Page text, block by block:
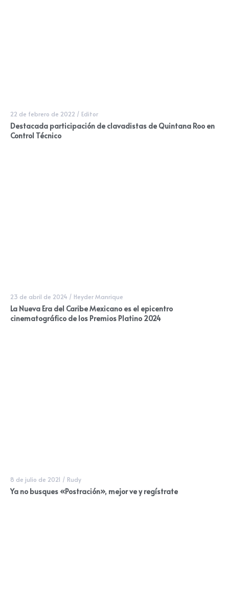
22 de febrero de 2022 / Editor
Destacada participación de clavadistas de Quintana Roo en
Control Técnico
23 de abril de 2024 / Heyder Manrique
La Nueva Era del Caribe Mexicano es el epicentro
cinematográfico de los Premios Platino 2024
8 de julio de 2021 / Rudy
Ya no busques «Postración», mejor ve y regístrate